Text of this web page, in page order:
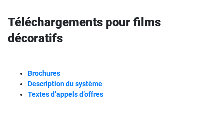
Téléchargements pour films
décoratifs
Brochures
Description du système
Textes d’appels d’offres